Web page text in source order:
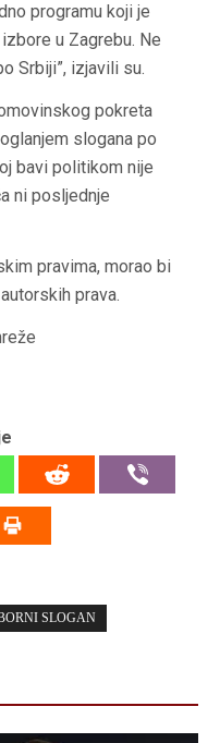
programu koji je
u Zagrebu. Ne
Srbiji”, izjavili su.
pokreta
slogana po
bavi politikom nije
ni posljednje
pravima, morao bi
prava.
SLOGAN